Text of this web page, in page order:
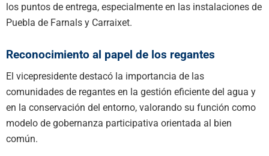
los puntos de entrega, especialmente en las instalaciones de
Puebla de Farnals y Carraixet.
Reconocimiento al papel de los regantes
El vicepresidente destacó la importancia de las
comunidades de regantes en la gestión eficiente del agua y
en la conservación del entorno, valorando su función como
modelo de gobernanza participativa orientada al bien
común.